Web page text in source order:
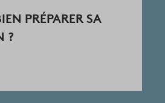
PRÉPARER SA
?